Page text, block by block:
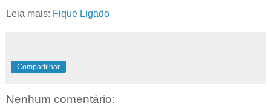
Leia mais: Fique Ligado
Compartilhar
Nenhum comentário: